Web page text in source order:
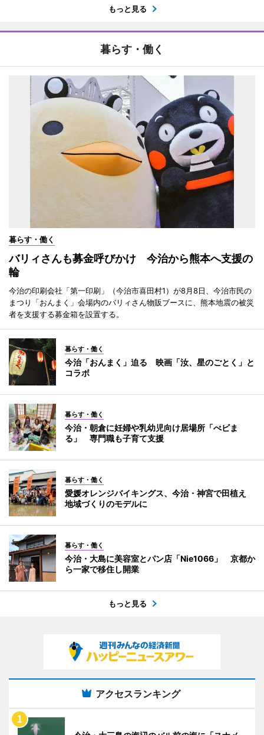
もっと見る
暮らす・働く
暮らす・働く
バリィさんも募金呼びかけ 今治から熊本へ支援の
輪
今治の印刷会社「第一印刷」（今治市喜田村1）が8月8日、今治市民の
まつり「おんまく」会場内のバリィさん物販ブースに、熊本地震の被災
者を支援する募金箱を設置する。
暮らす・働く
今治「おんまく」迫る 映画「汝、星のごとく」と
コラボ
暮らす・働く
今治・朝倉に妊婦や乳幼児向け居場所「べビま
る」 専門職も子育て支援
暮らす・働く
愛媛オレンジバイキングス、今治・神宮で田植え
地域づくりのモデルに
暮らす・働く
今治・大島に美容室とパン店「Nie1066」 京都か
ら一家で移住し開業
もっと見る
アクセスランキング